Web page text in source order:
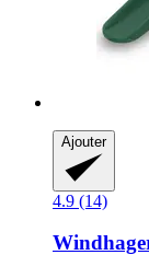
Ajouter
4.9 (14)